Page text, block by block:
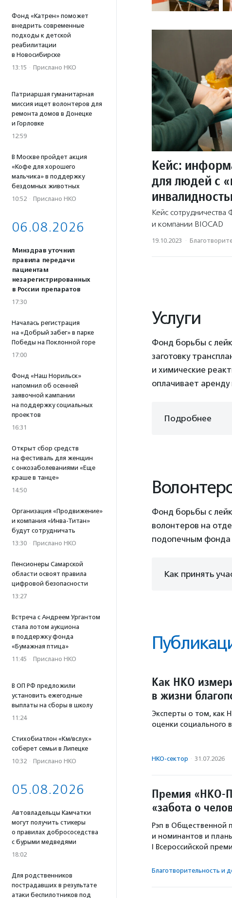
Фонд «Катрен» поможет
внедрить современные
подходы к детской
реабилитации
в Новосибирске
13:15 · Прислано НКО
Патриаршая гуманитарная
миссия ищет волонтеров для
ремонта домов в Донецке
и Горловке
12:59
В Москве пройдет акция
«Кофе для хорошего
мальчика» в поддержку
бездомных животных
10:52 · Прислано НКО
06.08.2026
Минздрав уточнил
правила передачи
пациентам
незарегистрированных
в России препаратов
17:30
Началась регистрация
на «Добрый забег» в парке
Победы на Поклонной горе
17:00
Фонд «Наш Норильск»
напомнил об осенней
заявочной кампании
на поддержку социальных
проектов
16:31
Открыт сбор средств
на фестиваль для женщин
с онкозаболеваниями «Еще
краше в танце»
14:50
Организация «Продвижение»
и компания «Инва-Титан»
будут сотрудничать
13:30 · Прислано НКО
Пенсионеры Самарской
области освоят правила
цифровой безопасности
13:27
Встреча с Андреем Ургантом
стала лотом аукциона
в поддержку фонда
«Бумажная птица»
11:45 · Прислано НКО
В ОП РФ предложили
установить ежегодные
выплаты на сборы в школу
11:24
Стихобиатлон «Км/вслух»
соберет семьи в Липецке
10:32 · Прислано НКО
05.08.2026
Автовладельцы Камчатки
могут получить стикеры
о правилах добрососедства
с бурыми медведями
18:02
Для родственников
пострадавших в результате
атаки беспилотников под
Кейс:
для людей с
Кейс
и компании BIOCAD
19.10.2023 ·
Услуги
Фонд борьбы с
заготовку
и химические
оплачивает
Подробнее
Фонд борьбы с
волонтеров на
подопечным фонда
Как принять
Как НКО
в жизни
Эксперты о том, как
оценки социального
НКО-сектор · 31.07.2026
Премия «НКО-
«забота о
Рэп в Общественной
и номинантов и
I Всероссийской
Благотвори­тель­ность и